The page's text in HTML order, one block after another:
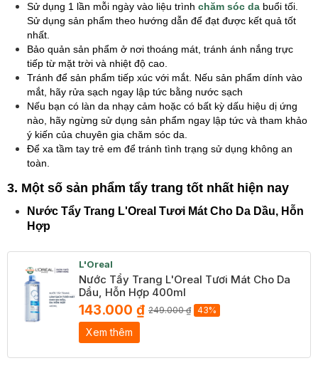
Sử dụng 1 lần mỗi ngày vào liệu trình chăm sóc da buổi tối.
Sử dụng sản phẩm theo hướng dẫn để đạt được kết quả tốt
nhất.
Bảo quản sản phẩm ở nơi thoáng mát, tránh ánh nắng trực
tiếp từ mặt trời và nhiệt độ cao.
Tránh để sản phẩm tiếp xúc với mắt. Nếu sản phẩm dính vào
mắt, hãy rửa sạch ngay lập tức bằng nước sạch
Nếu bạn có làn da nhạy cảm hoặc có bất kỳ dấu hiệu dị ứng
nào, hãy ngừng sử dụng sản phẩm ngay lập tức và tham khảo
ý kiến của chuyên gia chăm sóc da.
Để xa tầm tay trẻ em để tránh tình trạng sử dụng không an
toàn.
3. Một số sản phẩm tẩy trang tốt nhất hiện nay
Nước Tẩy Trang L'Oreal Tươi Mát Cho Da Dầu, Hỗn
Hợp
L'Oreal
Nước Tẩy Trang L'Oreal Tươi Mát Cho Da
Dầu, Hỗn Hợp 400ml
143.000 ₫ 249.000 ₫ 43%
Xem thêm